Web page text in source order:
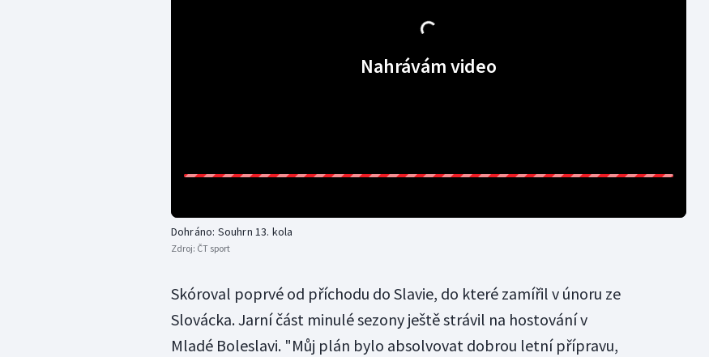
Nahrávám video
Dohráno: Souhrn 13. kola
Zdroj: ČT sport
Skóroval poprvé od příchodu do Slavie, do které zamířil v únoru ze
Slovácka. Jarní část minulé sezony ještě strávil na hostování v
Mladé Boleslavi. "Můj plán bylo absolvovat dobrou letní přípravu,